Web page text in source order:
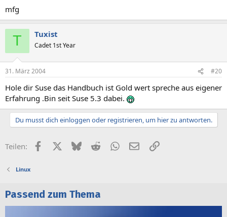
mfg
T Tuxist
Cadet 1st Year
31. März 2004 #20
Hole dir Suse das Handbuch ist Gold wert spreche aus eigener
Erfahrung .Bin seit Suse 5.3 dabei.
Du musst dich einloggen oder registrieren, um hier zu antworten.
Teilen: FacebookX (Twitter)
BlueskyRedditWhatsApp
E-MailLink
Linux
Passend zum Thema